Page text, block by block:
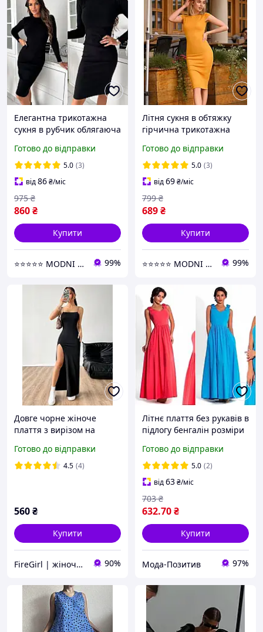
Елегантна трикотажна
сукня в рубчик облягаюча
рукавом тепла сукня з
начосом 40-42 44-46 48-50
52-54 розмір
Готово до відправки
5.0 (3)
від86₴/міс
860₴
975 ₴
Купити
⭐⭐⭐⭐⭐ MODNI ⭐⭐⭐⭐⭐ 99%
Літня сукня в обтяжку
гірчична трикотажна
коротким рукавом
облягаюча сукня до
коліна
Готово до відправки
5.0 (3)
від69₴/міс
689₴
799 ₴
Купити
⭐⭐⭐⭐⭐ MODNI ⭐⭐⭐⭐⭐ 99%
Довге чорне жіноче
плаття з вирізом на
Готово до відправки
4.5 (4)
560₴
Купити
FireGirl | жіночий одяг 90%
Літнє плаття без рукавів в
підлогу бенгалін розміри
Готово до відправки
5.0 (2)
від63₴/міс
632.70₴
703 ₴
Купити
Мода-Позитив 97%